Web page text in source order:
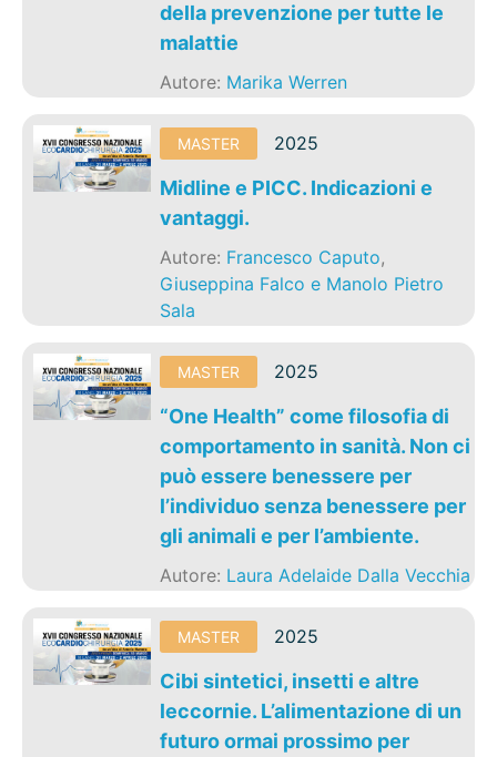
della prevenzione per tutte le
malattie
Autore: Marika Werren
MASTER 2025
Midline e PICC. Indicazioni e
vantaggi.
Autore: Francesco Caputo,
Giuseppina Falco e Manolo Pietro
Sala
MASTER 2025
“One Health” come filosofia di
comportamento in sanità. Non ci
può essere benessere per
l’individuo senza benessere per
gli animali e per l’ambiente.
Autore: Laura Adelaide Dalla Vecchia
MASTER 2025
Cibi sintetici, insetti e altre
leccornie. L’alimentazione di un
futuro ormai prossimo per